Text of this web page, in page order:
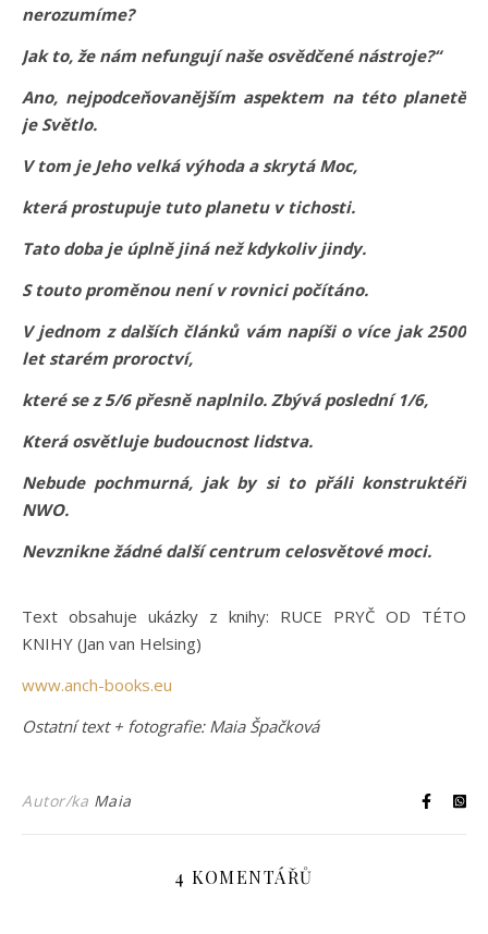
nerozumíme?
Jak to, že nám nefungují naše osvědčené nástroje?“
Ano, nejpodceňovanějším aspektem na této planetě
je Světlo.
V tom je Jeho velká výhoda a skrytá Moc,
která prostupuje tuto planetu v tichosti.
Tato doba je úplně jiná než kdykoliv jindy.
S touto proměnou není v rovnici počítáno.
V jednom z dalších článků vám napíši o více jak 2500
let starém proroctví,
které se z 5/6 přesně naplnilo. Zbývá poslední 1/6,
Která osvětluje budoucnost lidstva.
Nebude pochmurná, jak by si to přáli konstruktéři
NWO.
Nevznikne žádné další centrum celosvětové moci.
Text obsahuje ukázky z knihy: RUCE PRYČ OD TÉTO
KNIHY (Jan van Helsing)
www.anch-books.eu
Ostatní text + fotografie: Maia Špačková
Autor/ka Maia
4 KOMENTÁŘŮ